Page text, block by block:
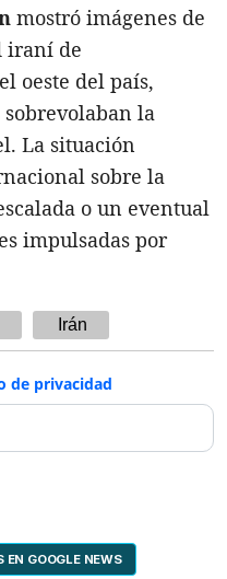
mostró imágenes de
iraní de
oeste del país,
la
La situación
sobre la
o un eventual
impulsadas por
Irán
de privacidad
EN GOOGLE NEWS